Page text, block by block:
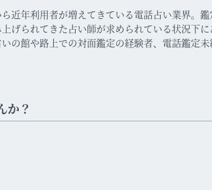
近年利用者が増えてきている電話占い業界。
げられてきた占い師が求められている状況下
の館や路上での対面鑑定の経験者、電話鑑定未
か？